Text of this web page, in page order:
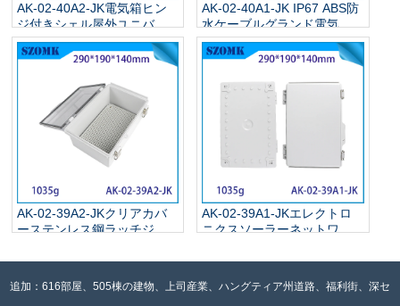
AK-02-40A2-JK電気箱ヒン
ジ付きシェル屋外ユニバー
サルプロジェクトエンクロ
ージャーPCクリアカバーエ
390x290x160mm
AK-02-40A1-JK IP67 ABS防
水ケーブルグランド電気の
灰色のカバー付きステンレ
ス鋼のエンクロージャー
AK-02-39A2-JKクリアカバ
ーステンレス鋼ラッチジャ
ックスプラスチックIP67防
AK-02-39A1-JKエレクトロ
ニクスソーラーネットワー
ーブルジャンクションボッ
付き290x190x140mm
追加：616部屋、505棟の建物、上司産業、ハングティア州道路、福利街、深セ